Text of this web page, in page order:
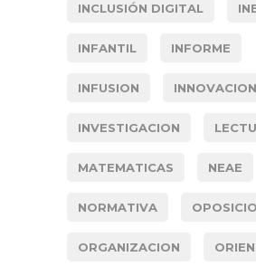
INCLUSIÓN DIGITAL
INFANTIL INFORME
INFUSION INNOVACION
INVESTIGACION
MATEMATICAS NEAE
NORMATIVA
ORGANIZACION